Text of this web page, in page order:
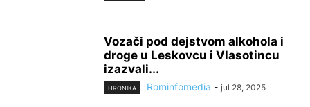
Vozači pod dejstvom alkohola i
droge u Leskovcu i Vlasotincu
izazvali...
HRONIKA Rominfomedia - jul 28, 2025